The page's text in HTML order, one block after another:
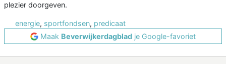
plezier doorgeven.
energie, sportfondsen, predicaat
Maak Beverwijkerdagblad je Google-favoriet